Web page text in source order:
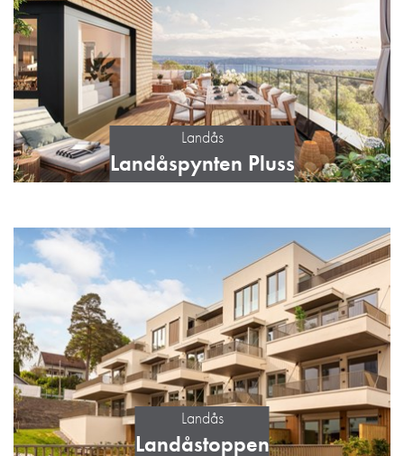
Landås
Landåspynten Pluss
Landås
Landåstoppen